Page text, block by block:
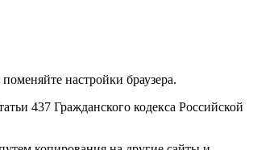
настройки браузера.
437 Гражданского кодекса Российской